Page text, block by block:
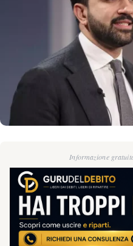
Informazione